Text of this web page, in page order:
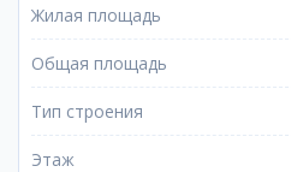
Жилая площадь
Общая площадь
Тип строения
Этаж